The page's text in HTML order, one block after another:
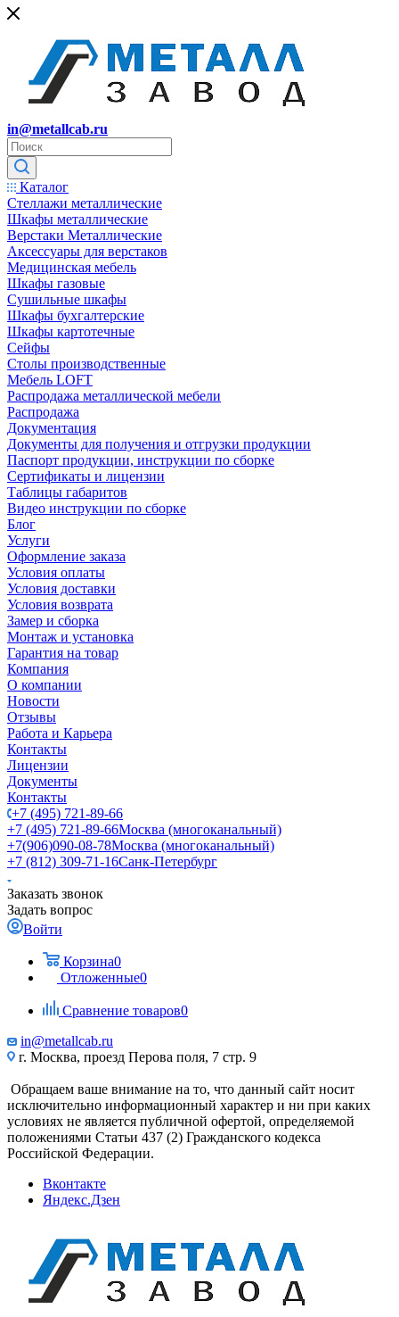
in@metallcab.ru
Каталог
Стеллажи металлические
Шкафы металлические
Верстаки Металлические
Аксессуары для верстаков
Медицинская мебель
Шкафы газовые
Сушильные шкафы
Шкафы бухгалтерские
Шкафы картотечные
Сейфы
Столы производственные
Мебель LOFT
Распродажа металлической мебели
Распродажа
Документация
Документы для получения и отгрузки продукции
Паспорт продукции, инструкции по сборке
Сертификаты и лицензии
Таблицы габаритов
Видео инструкции по сборке
Блог
Услуги
Оформление заказа
Условия оплаты
Условия доставки
Условия возврата
Замер и сборка
Монтаж и установка
Гарантия на товар
Компания
О компании
Новости
Отзывы
Работа и Карьера
Контакты
Лицензии
Документы
Контакты
+7 (495) 721-89-66
+7 (495) 721-89-66Москва (многоканальный)
+7(906)090-08-78Москва (многоканальный)
+7 (812) 309-71-16Санк-Петербург
Заказать звонок
Задать вопрос
Войти
Корзина0
Отложенные0
Сравнение товаров0
in@metallcab.ru
г. Москва, проезд Перова поля, 7 стр. 9
Обращаем ваше внимание на то, что данный сайт носит
исключительно информационный характер и ни при каких
условиях не является публичной офертой, определяемой
положениями Статьи 437 (2) Гражданского кодекса
Российской Федерации.
Вконтакте
Яндекс.Дзен